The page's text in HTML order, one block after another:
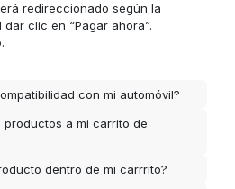
redireccionado según la
clic en “Pagar ahora”.
con mi automóvil?
productos a mi carrito de
dentro de mi carrrito?